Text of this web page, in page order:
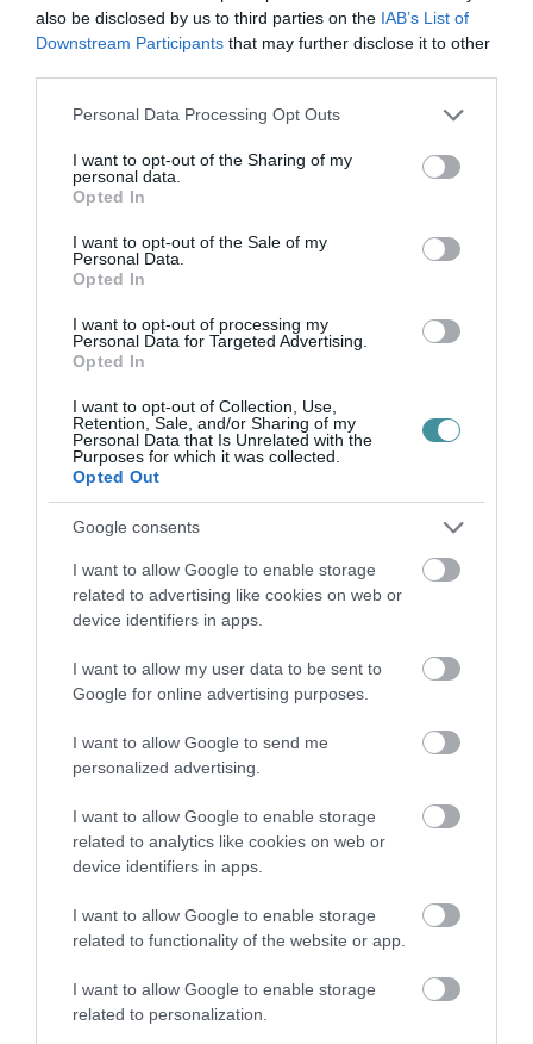
also be disclosed by us to third parties on the IAB’s List of
Downstream Participants that may further disclose it to other
Please note that this website/app uses one or more Google
not limited to your visit or usage behaviour. You may click to
grant or deny consent to Google and its third-party tags to
use your data for below specified purposes in below Google
consent section.
Personal Data Processing Opt Outs
I want to opt-out of the Sharing of my
personal data.
Opted In
I want to opt-out of the Sale of my
Personal Data.
Opted In
I want to opt-out of processing my
Personal Data for Targeted Advertising.
Opted In
I want to opt-out of Collection, Use,
Retention, Sale, and/or Sharing of my
Personal Data that Is Unrelated with the
Purposes for which it was collected.
Opted Out
Google consents
I want to allow Google to enable storage
related to advertising like cookies on web or
device identifiers in apps.
I want to allow my user data to be sent to
Google for online advertising purposes.
I want to allow Google to send me
personalized advertising.
I want to allow Google to enable storage
related to analytics like cookies on web or
device identifiers in apps.
I want to allow Google to enable storage
related to functionality of the website or app.
I want to allow Google to enable storage
related to personalization.
Ne maradjon le a legfrissebb hírekről, kövessen
Legfrissebb híreink
TÖBB MINT EGY HÓNAP IS LEHET, MIRE
TELJESEN ÚJRAINDUL A P...
2026. augusztus 07|Promóció
ÚJRAINDULNAK A KORÁBBAN
LEÁLLÍTOTT SZOLGÁLTATÁSOK AZ EGRI...
2026. augusztus 07
TÍZ ÉVE NEM VOLT ILYEN ALACSONY AZ